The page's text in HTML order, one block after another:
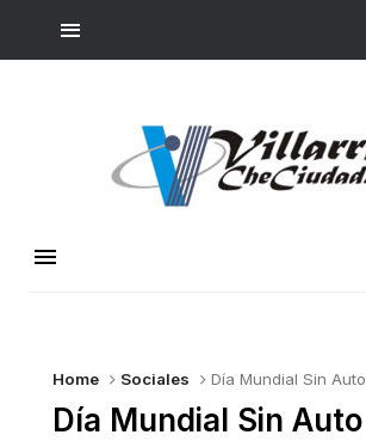
Home Sociales Día Mundial Sin Auto
Día Mundial Sin Auto